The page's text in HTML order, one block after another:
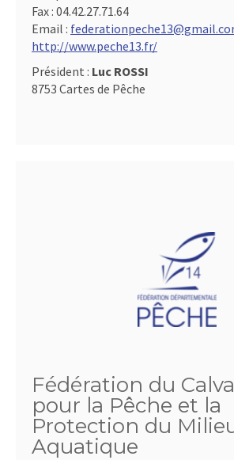
Fax : 04.42.27.71.64
Email :
http://www.peche13.fr/
Président : Luc ROSSI
8753 Cartes de Pêche
Fédération du
pour la Pêche et la
Protection du
Aquatique